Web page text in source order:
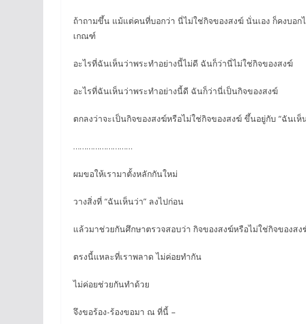
ถ้าถามขึ้น แม้แต่คนที่บอกว่า นี่ไม่ใช่กิจของสงฆ์ นั่นเอง ก็คงบอก
เกณฑ์
อะไรที่ฉันเห็นว่าพระทำอย่างนี้ไม่ดี ฉันก็ว่านี่ไม่ใช่กิจของสงฆ์
อะไรที่ฉันเห็นว่าพระทำอย่างนี้ดี ฉันก็ว่านี่เป็นกิจของสงฆ์
ตกลงว่าจะเป็นกิจของสงฆ์หรือไม่ใช่กิจของสงฆ์ ขึ้นอยู่กับ “ฉันเห็
………………………
ผมขอให้เรามาตั้งหลักกันใหม่
วางสิ่งที่ “ฉันเห็นว่า” ลงไปก่อน
แล้วมาช่วยกันศึกษาตรวจสอบว่า กิจของสงฆ์หรือไม่ใช่กิจของสง
ตรงนี้แหละที่เราพลาด ไม่ค่อยทำกัน
ไม่ค่อยช่วยกันทำด้วย
จึงขอร้อง-ร้องขอมา ณ ที่นี้ –